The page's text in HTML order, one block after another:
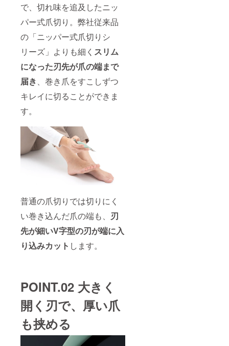
で、切れ味を追及したニッ
パー式爪切り。弊社従来品
の「ニッパー式爪切りシ
リーズ」よりも細く スリム
になった刃先が爪の端まで
届き、巻き爪をすこしずつ
キレイに切ることができま
す。
普通の爪切りでは切りにく
い巻き込んだ爪の端も、 刃
先が細いV字型の刃が端に入
り込みカット します。
POINT.02 大きく
開く刃で、厚い爪
も挟める